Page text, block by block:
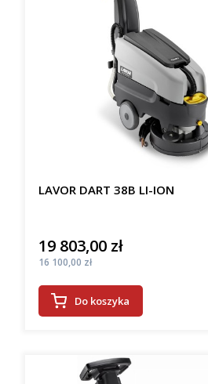
LAVOR DART 38B LI-ION
Cena
19 803,00 zł
Cena
16 100,00 zł
Do koszyka